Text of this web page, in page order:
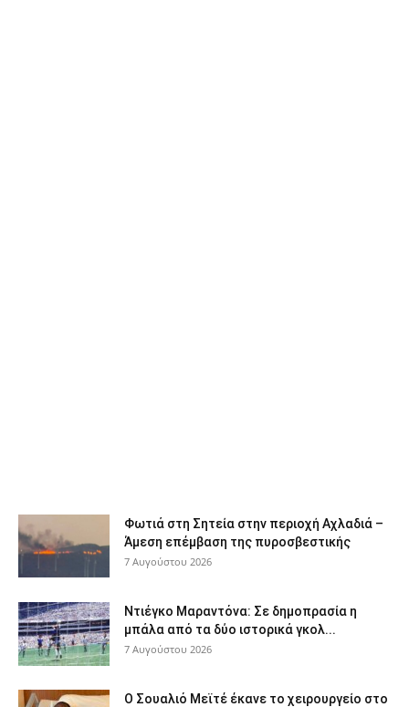
Φωτιά στη Σητεία στην περιοχή Αχλαδιά –
Άμεση επέμβαση της πυροσβεστικής
7 Αυγούστου 2026
Ντιέγκο Μαραντόνα: Σε δημοπρασία η
μπάλα από τα δύο ιστορικά γκολ...
7 Αυγούστου 2026
Ο Σουαλιό Μεϊτέ έκανε το χειρουργείο στο